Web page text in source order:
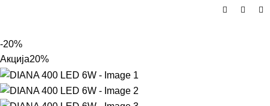
-20%
Акција20%